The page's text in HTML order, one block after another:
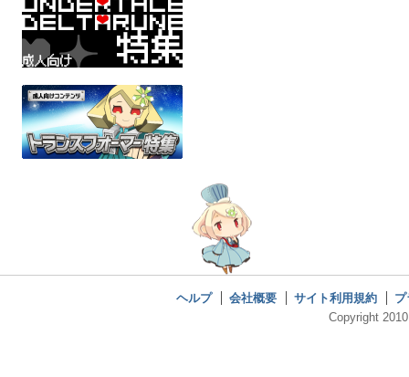
ヘルプ 会社概要 サイト利用規約
Copyright